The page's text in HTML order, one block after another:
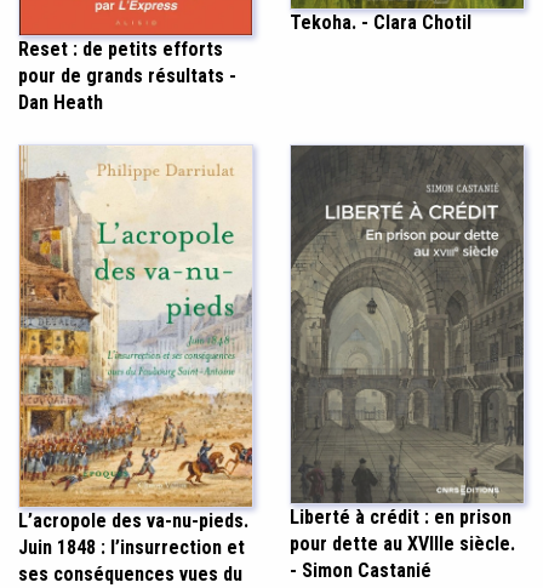
Reset : de petits efforts
pour de grands résultats -
Dan Heath
Tekoha. - Clara Chotil
L’acropole des va-nu-pieds.
Juin 1848 : l’insurrection et
ses conséquences vues du
Liberté à crédit : en prison
pour dette au XVIIIe siècle.
- Simon Castanié